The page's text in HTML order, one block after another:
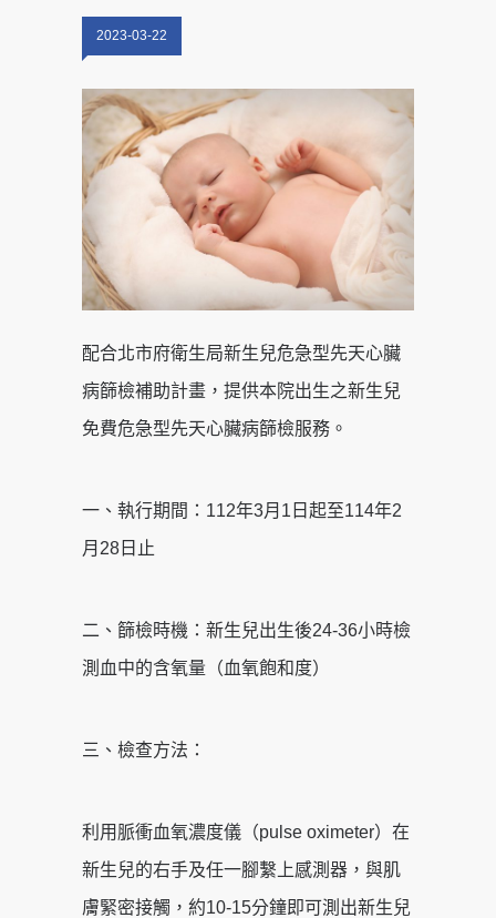
2023-03-22
配合北市府衛生局新生兒危急型先天心臟
病篩檢補助計畫，提供本院出生之新生兒
免費危急型先天心臟病篩檢服務。
一、執行期間：112年3月1日起至114年2
月28日止
二、篩檢時機：新生兒出生後24-36小時檢
測血中的含氧量（血氧飽和度）
三、檢查方法：
利用脈衝血氧濃度儀（pulse oximeter）在
新生兒的右手及任一腳繫上感測器，與肌
膚緊密接觸，約10-15分鐘即可測出新生兒